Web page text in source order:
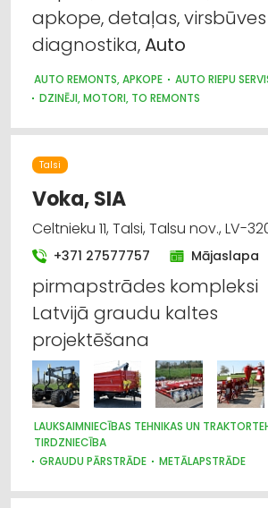
apkope, detaļas, virsbūves
diagnostika,Auto
AUTO REMONTS, APKOPE
AUTO RIEPU
DZINĒJI, MOTORI, TO REMONTS
AUTO RIEPU, AUTO DISKU TIRDZNIECĪBA
Talsi
Voka, SIA
Celtnieku 11, Talsi, Talsu nov., LV-
+371 27577757 Mājaslapa
pirmapstrādes kompleksi
Latvijā graudu kaltes
projektēšana
LAUKSAIMNIECĪBAS TEHNIKAS UN
TIRDZNIECĪBA
GRAUDU PĀRSTRĀDE
METĀLAPSTRĀDE